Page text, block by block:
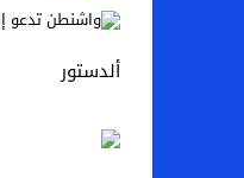
ألدستور